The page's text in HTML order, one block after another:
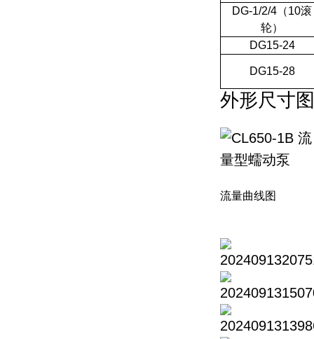
DG-1/2/4（10滚
轮）
DG15-24
DG15-28
外形尺寸图
流量曲线图